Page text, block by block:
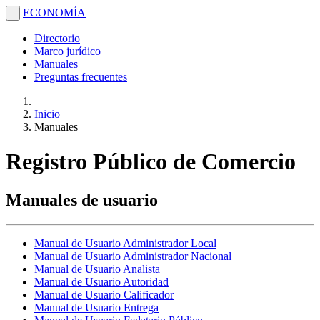
. ECONOMÍA
Directorio
Marco jurídico
Manuales
Preguntas frecuentes
Inicio
Manuales
Registro Público de Comercio
Manuales de usuario
Manual de Usuario Administrador Local
Manual de Usuario Administrador Nacional
Manual de Usuario Analista
Manual de Usuario Autoridad
Manual de Usuario Calificador
Manual de Usuario Entrega